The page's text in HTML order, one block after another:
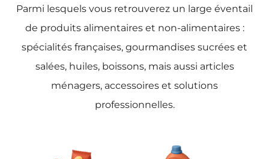
Parmi lesquels vous retrouverez un large éventail
de produits alimentaires et non-alimentaires :
spécialités françaises, gourmandises sucrées et
salées, huiles, boissons, mais aussi articles
ménagers, accessoires et solutions
professionnelles.